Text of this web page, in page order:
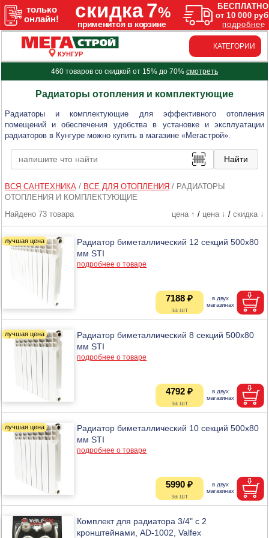
КУНГУР
КАТЕГОРИИ
460 товаров со скидкой от 15% до 70% смотреть
Радиаторы отопления и комплектующие
Радиаторы и комплектующие для эффективного отопления
помещений и обеспечения удобства в установке и эксплуатации
радиаторов в Кунгуре можно купить в магазине «Мегастрой».
ВСЯ САНТЕХНИКА/ ВСЕ ДЛЯ ОТОПЛЕНИЯ / РАДИАТОРЫ
ОТОПЛЕНИЯ И КОМПЛЕКТУЮЩИЕ
Найдено 73 товара
цена ↑ / цена ↓ / скидка ↓
Радиатор биметаллический 12 секций 500х80
мм STI
подробнее о товаре
7188 ₽
Радиатор биметаллический 8 секций 500х80
мм STI
подробнее о товаре
4792 ₽
Радиатор биметаллический 10 секций 500х80
мм STI
подробнее о товаре
5990 ₽
Комплект для радиатора 3/4" с 2
кронштейнами, AD-1002, Valfex